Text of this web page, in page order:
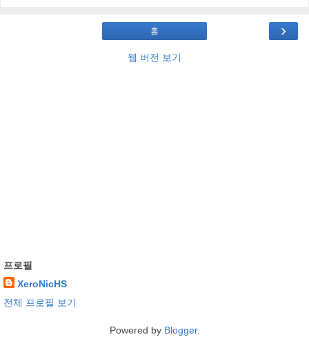
›
홈
웹 버전 보기
프로필
XeroNicHS
전체 프로필 보기
Powered by Blogger.